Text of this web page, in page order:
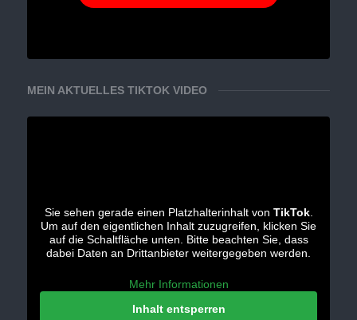
MEIN AKTUELLES TIKTOK VIDEO
Sie sehen gerade einen Platzhalterinhalt von TikTok.
Um auf den eigentlichen Inhalt zuzugreifen, klicken Sie
auf die Schaltfläche unten. Bitte beachten Sie, dass
dabei Daten an Drittanbieter weitergegeben werden.
Mehr Informationen
Inhalt entsperren